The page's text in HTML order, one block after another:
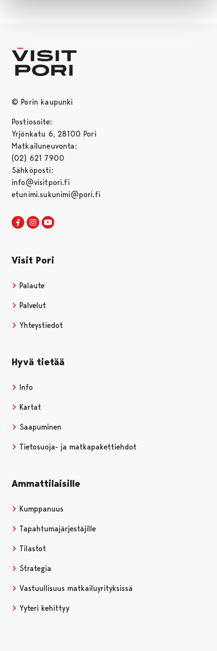
© Porin kaupunki
Postiosoite:
Yrjönkatu 6, 28100 Pori
Matkailuneuvonta:
(02) 621 7900
Sähköposti:
info@visitpori.fi
etunimi.sukunimi@pori.fi
Visit Pori Facebookissa
Avautuu uudessa välilehdessä
Visit Pori Instagrammissa
Avautuu uudessa välilehdessä
Visit Pori
Palaute
Palvelut
Yhteystiedot
Hyvä tietää
Info
Kartat
Saapuminen
Tietosuoja- ja matkapakettiehdot
Ammattilaisille
Kumppanuus
Tapahtumajärjestäjille
Tilastot
Strategia
Vastuullisuus matkailuyrityksissä
Yyteri kehittyy